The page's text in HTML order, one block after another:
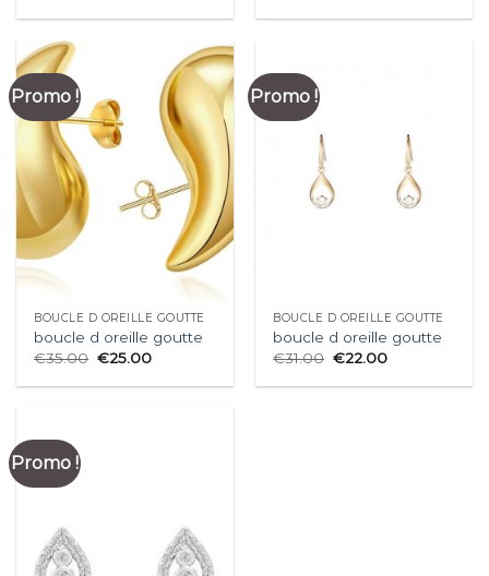
Promo !
BOUCLE D OREILLE GOUTTE
boucle d oreille goutte
€35.00 €25.00
Promo !
BOUCLE D OREILLE GOUTTE
boucle d oreille goutte
€31.00 €22.00
Promo !